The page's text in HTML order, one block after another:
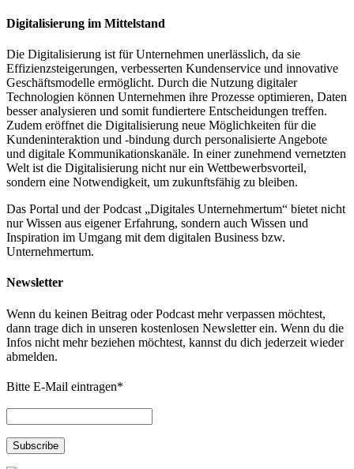
Digitalisierung im Mittelstand
Die Digitalisierung ist für Unternehmen unerlässlich, da sie
Effizienzsteigerungen, verbesserten Kundenservice und innovative
Geschäftsmodelle ermöglicht. Durch die Nutzung digitaler
Technologien können Unternehmen ihre Prozesse optimieren, Daten
besser analysieren und somit fundiertere Entscheidungen treffen.
Zudem eröffnet die Digitalisierung neue Möglichkeiten für die
Kundeninteraktion und -bindung durch personalisierte Angebote
und digitale Kommunikationskanäle. In einer zunehmend vernetzten
Welt ist die Digitalisierung nicht nur ein Wettbewerbsvorteil,
sondern eine Notwendigkeit, um zukunftsfähig zu bleiben.
Das Portal und der Podcast „Digitales Unternehmertum“ bietet nicht
nur Wissen aus eigener Erfahrung, sondern auch Wissen und
Inspiration im Umgang mit dem digitalen Business bzw.
Unternehmertum.
Newsletter
Wenn du keinen Beitrag oder Podcast mehr verpassen möchtest,
dann trage dich in unseren kostenlosen Newsletter ein. Wenn du die
Infos nicht mehr beziehen möchtest, kannst du dich jederzeit wieder
abmelden.
Bitte E-Mail eintragen*